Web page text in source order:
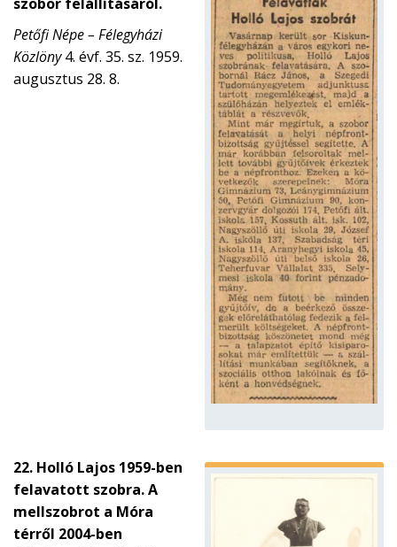
Petőfi Népe – Félegyházi
Közlöny4. évf. 35. sz. 1959.
augusztus 28. 8.
22. Holló Lajos 1959-ben
felavatott szobra. A
mellszobrot a Móra
térről 2004-ben